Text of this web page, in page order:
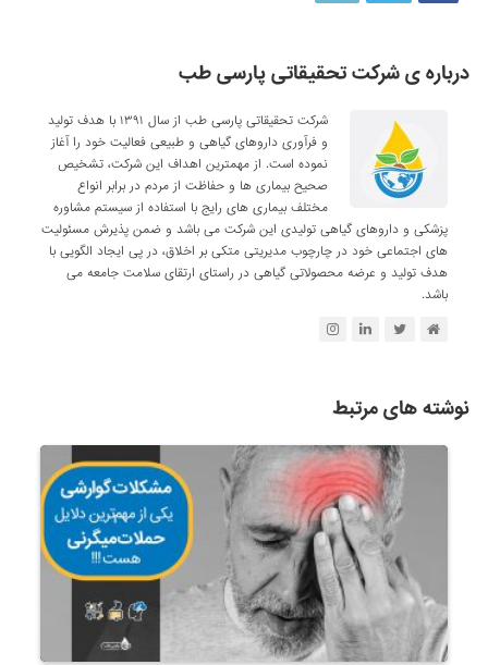
درباره ی شرکت تحقیقاتی پارسی طب
شرکت تحقیقاتی پارسی طب از سال ۱۳۹۱ با هدف تولید
و فرآوری داروهای گیاهی و طبیعی فعالیت خود را آغاز
نموده است. از مهمترین اهداف این شرکت، تشخیص
صحیح بیماری ها و حفاظت از مردم در برابر انواع
مختلف بیماری های رایج با استفاده از سیستم مشاوره
پزشکی و داروهای گیاهی تولیدی این شرکت می باشد و ضمن پذیرش مسئولیت
های اجتماعی خود در چارچوب مدیریتی متکی بر اخلاق، در پی ایجاد الگویی با
هدف تولید و عرضه محصولاتی گیاهی در راستای ارتقای سلامت جامعه می
باشد.
نوشته های مرتبط